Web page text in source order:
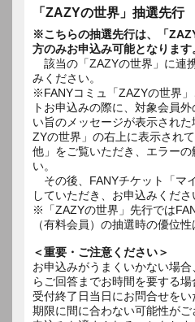
「ZAZYの世界」抽選先行
※こちらの抽選先行は、「
方のみお申込み可能となります
該当の「ZAZYの世界」に連
みください。
※FANYコミュ「ZAZYの世界
トお申込みの際に、対象会員
い旨のメッセージが表示され
ZYの世界」の右上に表示され
他」をご覧いただき、エラー
い。
その後、FANYチケット「マ
していただき、お申込みくださ
※「ZAZYの世界」先行では
（有料会員）の抽選時の優位性
＜重要・ご注意ください＞
お申込みがうまくいかない場
らご回答までお時間を要する場
受付終了日当日にお問合せを
期限に間に合わない可能性が